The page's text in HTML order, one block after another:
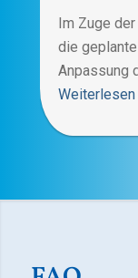
Im Zuge
die
Anpassung
Weiterlesen